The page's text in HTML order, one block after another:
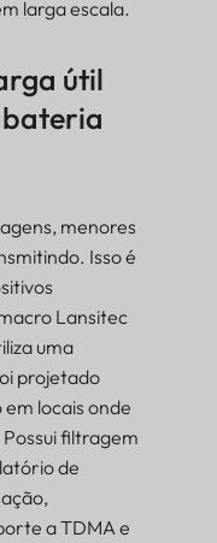
larga escala.
útil
menores
Isso é
Lansitec
uma
projetado
locais onde
filtragem
de
a TDMA e